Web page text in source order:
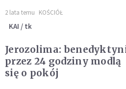
2 lata temu KOŚCIÓŁ
KAI / tk
Jerozolima:
przez 24 godziny modlą
się o pokój